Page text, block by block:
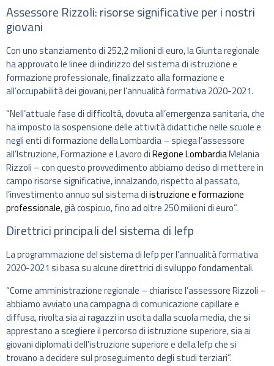
Assessore Rizzoli: risorse significative per i nostri
giovani
Con uno stanziamento di 252,2 milioni di euro, la Giunta regionale
ha approvato le linee di indirizzo del sistema di istruzione e
formazione professionale, finalizzato alla formazione e
all’occupabilità dei giovani, per l’annualità formativa 2020-2021.
“Nell’attuale fase di difficoltà, dovuta all’emergenza sanitaria, che
ha imposto la sospensione delle attività didattiche nelle scuole e
negli enti di formazione della Lombardia – spiega l’assessore
all’Istruzione, Formazione e Lavoro diRegione LombardiaMelania
Rizzoli – con questo provvedimento abbiamo deciso di mettere in
campo risorse significative, innalzando, rispetto al passato,
l’investimento annuo sul sistema diistruzione e formazione
professionale, già cospicuo, fino ad oltre 250 milioni di euro”.
Direttrici principali del sistema di Iefp
La programmazione del sistema di Iefp per l’annualità formativa
2020-2021 si basa su alcune direttrici di sviluppo fondamentali.
“Come amministrazione regionale – chiarisce l’assessore Rizzoli –
abbiamo avviato una campagna di comunicazione capillare e
diffusa, rivolta sia ai ragazzi in uscita dalla scuola media, che si
apprestano a scegliere il percorso di istruzione superiore, sia ai
giovani diplomati dell’istruzione superiore e della Iefp che si
trovano a decidere sul proseguimento degli studi terziari”.